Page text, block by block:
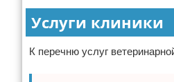
Услуги клиники
К перечню услуг